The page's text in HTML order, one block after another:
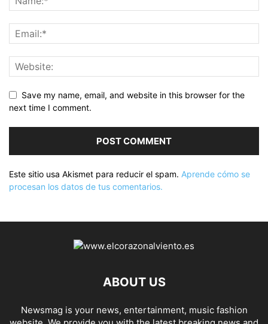
Save my name, email, and website in this browser for the
next time I comment.
Este sitio usa Akismet para reducir el spam. Aprende cómo se
procesan los datos de tus comentarios.
ABOUT US
Newsmag is your news, entertainment, music fashion